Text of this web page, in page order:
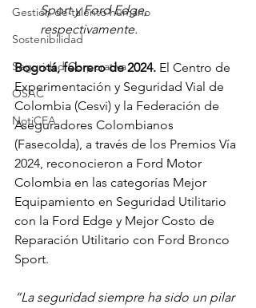
Gestión de talento humano
Sostenibilidad
Seguridad Corporativa
OSAC
NotiCEA
Sport y Ford Edge,
respectivamente.
Bogotá, febrero de 2024. El Centro de
Experimentación y Seguridad Vial de
Colombia (Cesvi) y la Federación de
Aseguradores Colombianos
(Fasecolda), a través de los Premios Vía
2024, reconocieron a Ford Motor
Colombia en las categorías Mejor
Equipamiento en Seguridad Utilitario
con la Ford Edge y Mejor Costo de
Reparación Utilitario con Ford Bronco
Sport.
“La seguridad siempre ha sido un pilar